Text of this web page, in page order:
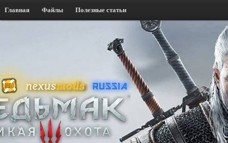
Главная Файлы Полезные статьи